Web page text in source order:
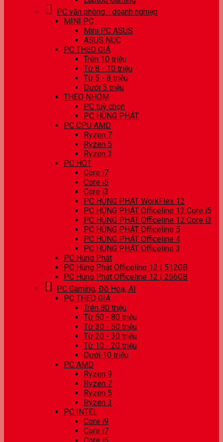
PC văn phòng - doanh nghiệp
MINI PC
Mini PC ASUS
ASUS NUC
PC THEO GIÁ
Trên 10 triệu
Từ 8 - 10 triệu
Từ 5 - 8 triệu
Dưới 5 triệu
THEO NHÓM
PC tuỳ chọn
PC HÙNG PHÁT
PC CPU AMD
Ryzen 7
Ryzen 5
Ryzen 3
PC HOT
Core i7
Core i5
Core i3
PC HÙNG PHÁT WorkFlex 12
PC HÙNG PHÁT Officeline 12 Core i5
PC HÙNG PHÁT Officeline 12 Core i3
PC HÙNG PHÁT Officeline 5
PC HÙNG PHÁT Officeline 4
PC HÙNG PHÁT Officeline 3
PC Hùng Phát
PC Hùng Phát Officeline 12 | 512GB
PC Hùng Phát Officeline 12 | 256GB
PC Gaming, Đồ Hoạ, AI
PC THEO GIÁ
Trên 80 triệu
Từ 50 - 80 triệu
Từ 30 - 50 triệu
Từ 20 - 30 triệu
Từ 10 - 20 triệu
Dưới 10 triệu
PC AMD
Ryzen 9
Ryzen 7
Ryzen 5
Ryzen 3
PC INTEL
Core i9
Core i7